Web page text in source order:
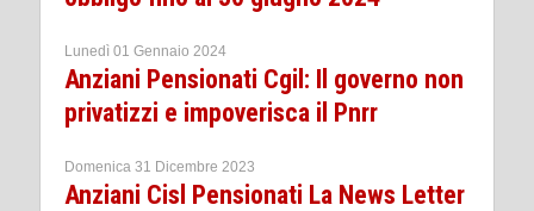
Lunedì 01 Gennaio 2024
Anziani Pensionati Cgil: Il governo non
privatizzi e impoverisca il Pnrr
Domenica 31 Dicembre 2023
Anziani Cisl Pensionati La News Letter